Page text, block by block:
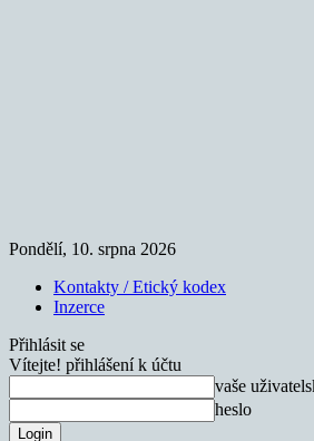
Pondělí, 10. srpna 2026
Kontakty / Etický kodex
Inzerce
Přihlásit se
Vítejte! přihlášení k účtu
vaše
heslo